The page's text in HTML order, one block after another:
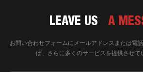
LEAVE US A
お問い合わせフォームにメールアドレスまたは電
ば、さらに多くのサービスを提供させて